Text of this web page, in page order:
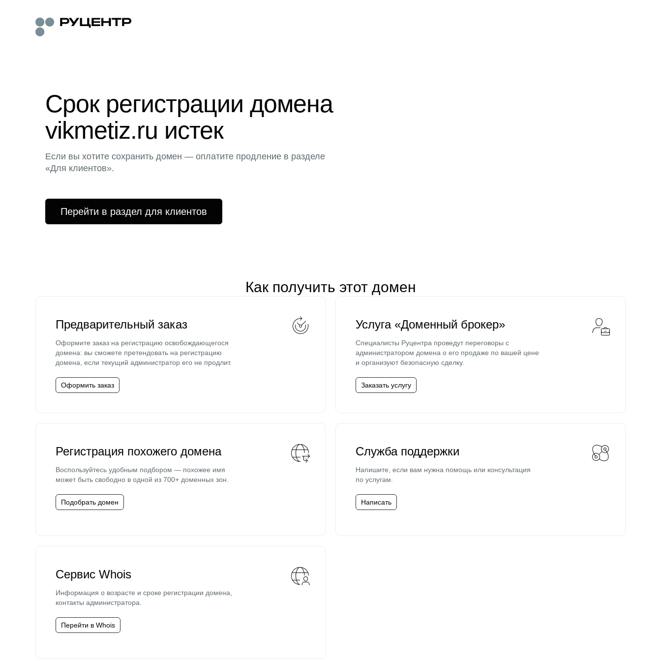
Срок регистрации домена
vikmetiz.ru истек
Если вы хотите сохранить домен — оплатите продление в разделе
«Для клиентов».
Перейти в раздел для клиентов
Как получить этот домен
Предварительный заказ
Оформите заказ на регистрацию освобождающегося
домена: вы сможете претендовать на регистрацию
домена, если текущий администратор его не продлит.
Оформить заказ
Услуга «Доменный брокер»
Специалисты Руцентра проведут переговоры с
администратором домена о его продаже по вашей цене
и организуют безопасную сделку.
Заказать услугу
Регистрация похожего домена
Воспользуйтесь удобным подбором — похожее имя
может быть свободно в одной из 700+ доменных зон.
Подобрать домен
Служба поддержки
Напишите, если вам нужна помощь или консультация
по услугам.
Написать
Сервис Whois
Информация о возрасте и сроке регистрации домена,
контакты администратора.
Перейти в Whois